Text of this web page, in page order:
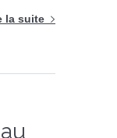
la suite